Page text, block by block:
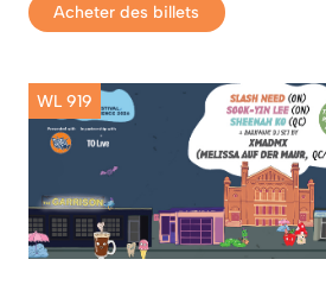
Acheter des billets
WL 919